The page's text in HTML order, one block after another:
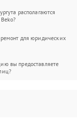
располагаются
для юридических
вы предоставляете